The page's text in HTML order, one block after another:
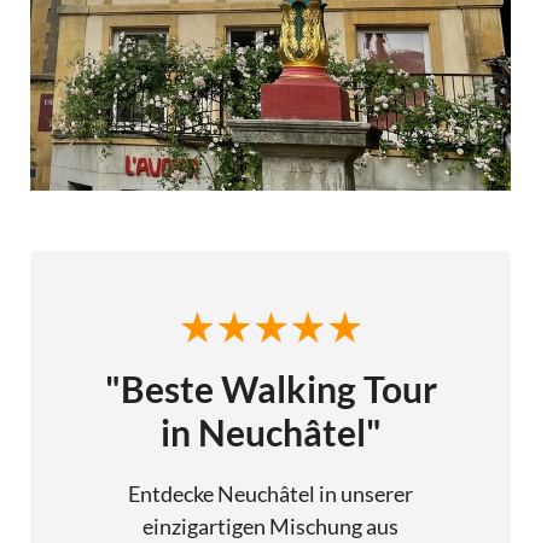
"Beste Walking Tour
in Neuchâtel"
Entdecke Neuchâtel in unserer
einzigartigen Mischung aus